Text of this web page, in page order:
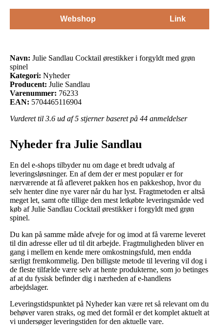
Webshop Link
Navn: Julie Sandlau Cocktail ørestikker i forgyldt med grøn
spinel
Kategori: Nyheder
Producent: Julie Sandlau
Varenummer: 76233
EAN: 5704465116904
Vurderet til 3.6 ud af 5 stjerner baseret på 44 anmeldelser
Nyheder fra Julie Sandlau
En del e-shops tilbyder nu om dage et bredt udvalg af
leveringsløsninger. En af dem der er mest populær er for
nærværende at få afleveret pakken hos en pakkeshop, hvor du
selv henter dine nye varer når du har lyst. Fragtmetoden er altså
meget let, samt ofte tillige den mest letkøbte leveringsmåde ved
køb af Julie Sandlau Cocktail ørestikker i forgyldt med grøn
spinel.
Du kan på samme måde afveje for og imod at få varerne leveret
til din adresse eller ud til dit arbejde. Fragtmuligheden bliver en
gang i mellem en kende mere omkostningsfuld, men endda
særligt fremkommelig. Den billigste metode til levering vil dog i
de fleste tilfælde være selv at hente produkterne, som jo betinges
af at du fysisk befinder dig i nærheden af e-handlens
arbejdslager.
Leveringstidspunktet på Nyheder kan være ret så relevant om du
behøver varen straks, og med det formål er det komplet aktuelt at
vi undersøger leveringstiden for den aktuelle vare.